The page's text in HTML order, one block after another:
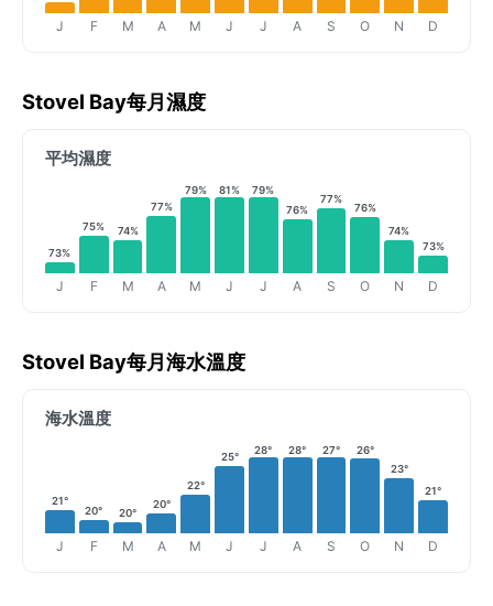
J F M A M J J A S O N D
Stovel Bay每月濕度
平均濕度
73%
J
75%
F
74%
M
77%
A
79%
M
81%
J
79%
J
76%
A
77%
S
76%
O
74%
N
73%
D
Stovel Bay每月海水溫度
海水溫度
21°
J
20°
F
20°
M
20°
A
22°
M
25°
J
28°
J
28°
A
27°
S
26°
O
23°
N
21°
D